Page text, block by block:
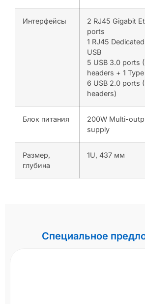
Интерфейсы
2 RJ45 Gigabit
ports
1 RJ45
USB
5 USB 3.0 ports
headers + 1
6 USB 2.0 ports
headers)
Блок питания
200W Multi-
supply
Размер,
глубина
1U, 437 мм
Специальное